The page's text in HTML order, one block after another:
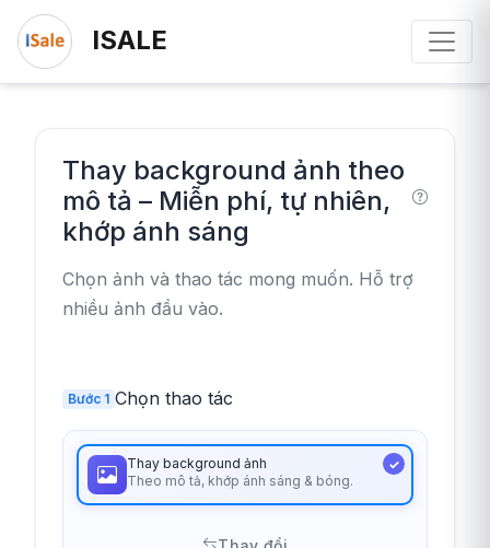
ISALE
Thay background ảnh theo
mô tả – Miễn phí, tự nhiên,
khớp ánh sáng
Chọn ảnh và thao tác mong muốn. Hỗ trợ
nhiều ảnh đầu vào.
Bước 1 Chọn thao tác
Thay background ảnh
Theo mô tả, khớp ánh sáng & bóng.